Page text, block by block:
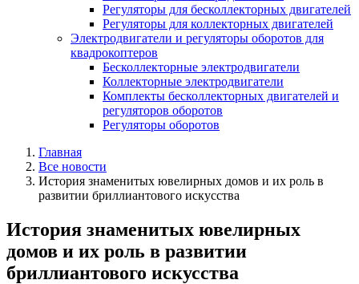
Регуляторы для бесколлекторных двигателей
Регуляторы для коллекторных двигателей
Электродвигатели и регуляторы оборотов для
квадрокоптеров
Бесколлекторные электродвигатели
Коллекторные электродвигатели
Комплекты бесколлекторных двигателей и
регуляторов оборотов
Регуляторы оборотов
Главная
Все новости
История знаменитых ювелирных домов и их роль в
развитии бриллиантового искусства
История знаменитых ювелирных
домов и их роль в развитии
бриллиантового искусства